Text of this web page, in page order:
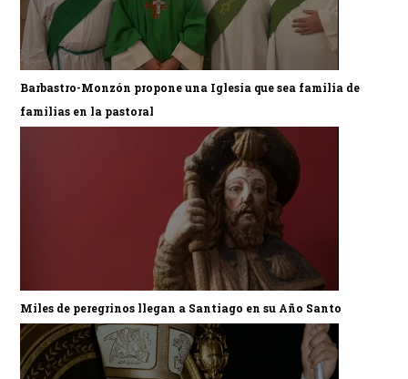
Barbastro-Monzón propone una Iglesia que sea familia de
familias en la pastoral
Miles de peregrinos llegan a Santiago en su Año Santo